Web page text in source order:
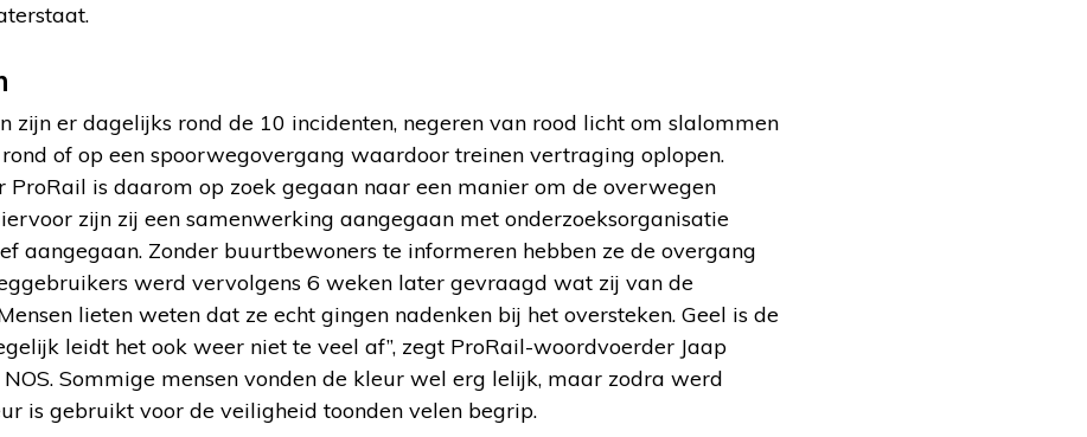
zijn er dagelijks rond de 10 incidenten, negeren van rood licht om slalommen
of op een spoorwegovergang waardoor treinen vertraging oplopen.
ProRail is daarom op zoek gegaan naar een manier om de overwegen
zijn zij een samenwerking aangegaan met onderzoeksorganisatie
aangegaan. Zonder buurtbewoners te informeren hebben ze de overgang
werd vervolgens 6 weken later gevraagd wat zij van de
lieten weten dat ze echt gingen nadenken bij het oversteken. Geel is de
leidt het ook weer niet te veel af”, zegt ProRail-woordvoerder Jaap
Sommige mensen vonden de kleur wel erg lelijk, maar zodra werd
is gebruikt voor de veiligheid toonden velen begrip.